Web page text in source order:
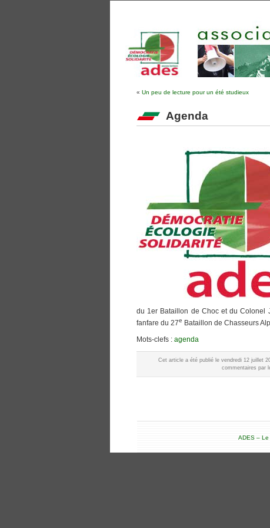
« Un peu de lecture pour un été studieux
Agenda
du 1er Bataillon de Choc et du Colonel
fanfare du 27e Bataillon de Chasseurs
Mots-clefs : agenda
Cet article a été publié le vendredi 12 juillet
commentaires par
ADES –